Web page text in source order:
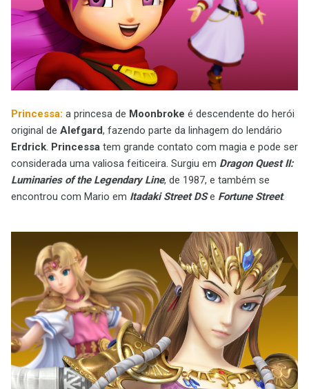
Princessa: a princesa de Moonbroke é descendente do herói
original de Alefgard, fazendo parte da linhagem do lendário
Erdrick. Princessa tem grande contato com magia e pode ser
considerada uma valiosa feiticeira. Surgiu em Dragon Quest II:
Luminaries of the Legendary Line, de 1987, e também se
encontrou com Mario em Itadaki Street DS e Fortune Street.